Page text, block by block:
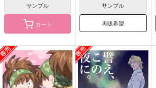
サンプル
カート
サンプル
再販希望